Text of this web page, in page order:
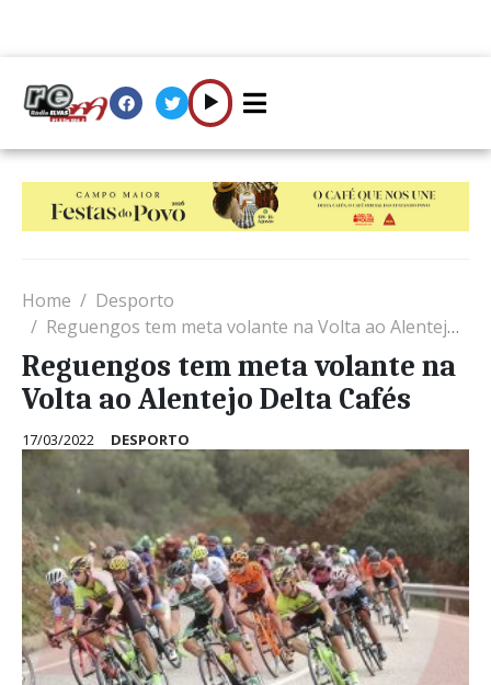
Home
Desporto
Reguengos tem meta volante na Volta ao Alentejo Delta Cafés
Reguengos tem meta volante na
Volta ao Alentejo Delta Cafés
17/03/2022 DESPORTO